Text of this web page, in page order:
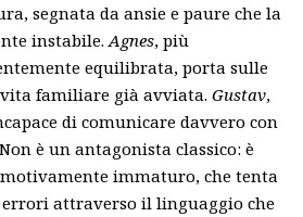
segnata da ansie e paure che la
instabile. Agnes, più
equilibrata, porta sulle
familiare già avviata. Gustav,
di comunicare davvero con
è un antagonista classico: è
immaturo, che tenta
attraverso il linguaggio che